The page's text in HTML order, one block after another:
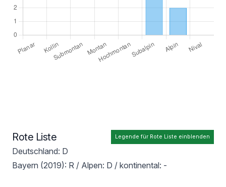
Legende für Rote Liste einblenden
Rote Liste
Deutschland: D
Bayern (2019): R / Alpen: D / kontinental: -